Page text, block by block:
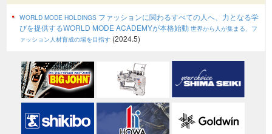
WORLD MODE HOLDINGS ファッションに関わるすべての人へ、力となる学
びを提供するWORLD MODE ACADEMYが本格始動 世界から人が集まる、フ
ァッション人材育成の場を目指す (2024.5)